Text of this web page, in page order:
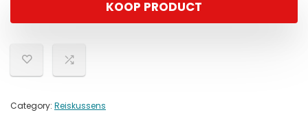
KOOP PRODUCT
Category: Reiskussens